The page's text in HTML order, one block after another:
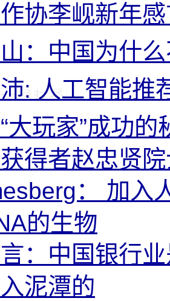
协李岘新年
：中国为什
: 人工智能推
大玩家”成功
得者赵忠贤
： 加入
的生物
：中国银行
泥潭的